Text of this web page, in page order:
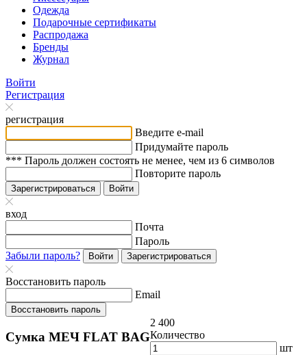
Одежда
Подарочные сертификаты
Распродажа
Бренды
Журнал
Войти
Регистрация
регистрация
Введите e-mail
Придумайте пароль
*** Пароль должен состоять не менее, чем из 6 символов
Повторите пароль
Зарегистрироваться Войти
вход
Почта
Пароль
Забыли пароль?
Войти Зарегистрироваться
Восстановить пароль
Email
Восстановить пароль
Сумка МЕЧ FLAT BAG
2 400
Количество
шт